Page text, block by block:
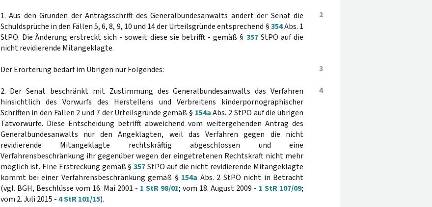
2
1. Aus den Gründen der Antragsschrift des Generalbundesanwalts ändert der Senat die
Schuldsprüche in den Fällen 5, 6, 8, 9, 10 und 14 der Urteilsgründe entsprechend §354Abs. 1
StPO. Die Änderung erstreckt sich - soweit diese sie betrifft - gemäß § 357StPO auf die
nicht revidierende Mitangeklagte.
3
Der Erörterung bedarf im Übrigen nur Folgendes:
4
2. Der Senat beschränkt mit Zustimmung des Generalbundesanwalts das Verfahren
hinsichtlich des Vorwurfs des Herstellens und Verbreitens kinderpornographischer
Schriften in den Fällen 2 und 7 der Urteilsgründe gemäß § 154aAbs. 2 StPO auf die übrigen
Tatvorwürfe. Diese Entscheidung betrifft abweichend vom weitergehenden Antrag des
Generalbundesanwalts nur den Angeklagten, weil das Verfahren gegen die nicht
revidierende Mitangeklagte rechtskräftig abgeschlossen und eine
Verfahrensbeschränkung ihr gegenüber wegen der eingetretenen Rechtskraft nicht mehr
möglich ist. Eine Erstreckung gemäß §357StPO auf die nicht revidierende Mitangeklagte
kommt bei einer Verfahrensbeschränkung gemäß § 154a Abs. 2 StPO nicht in Betracht
(vgl. BGH, Beschlüsse vom 16. Mai 2001 - 1 StR 98/01; vom 18. August 2009 - 1 StR 107/09;
vom 2. Juli 2015 -4 StR 101/15).